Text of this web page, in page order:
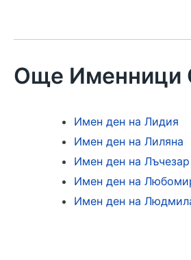
Още Именници
Имен ден на Лидия
Имен ден на Лиляна
Имен ден на
Имен ден на
Имен ден на